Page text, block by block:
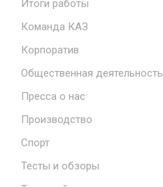
Итоги работы
Команда КАЗ
Корпоратив
Общественная деятельность
Пресса о нас
Производство
Спорт
Тесты и обзоры